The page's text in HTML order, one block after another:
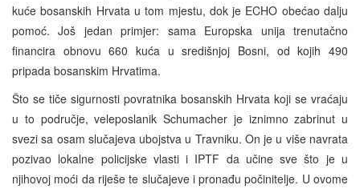
kuće bosanskih Hrvata u tom mjestu, dok je ECHO obećao dalju
pomoć. Još jedan primjer: sama Europska unija trenutačno
financira obnovu 660 kuća u središnjoj Bosni, od kojih 490
pripada bosanskim Hrvatima.
Što se tiče sigurnosti povratnika bosanskih Hrvata koji se vraćaju
u to područje, veleposlanik Schumacher je iznimno zabrinut u
svezi sa osam slučajeva ubojstva u Travniku. On je u više navrata
pozivao lokalne policijske vlasti i IPTF da učine sve što je u
njihovoj moći da riješe te slučajeve i pronađu počinitelje. U ovome